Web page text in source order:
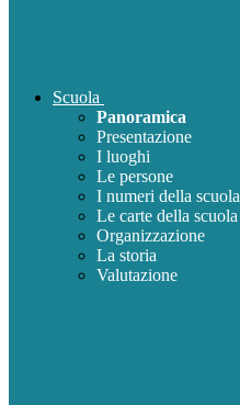
Scuola
Panoramica
Presentazione
I luoghi
Le persone
I numeri della scuola
Le carte della scuola
Organizzazione
La storia
Valutazione